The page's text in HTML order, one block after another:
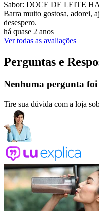
Sabor: DOCE DE LEITE
Barra muito gostosa, adorei,
desespero.
há quase 2 anos
Ver todas as avaliações
Perguntas e
Nenhuma pergunta
Tire sua dúvida com a loja